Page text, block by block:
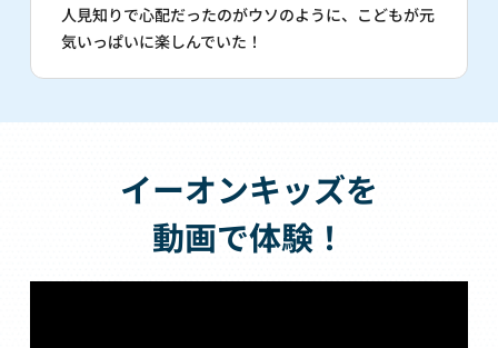
人見知りで心配だったのがウソのように、こどもが元
気いっぱいに楽しんでいた！
イーオンキッズを
動画で体験！